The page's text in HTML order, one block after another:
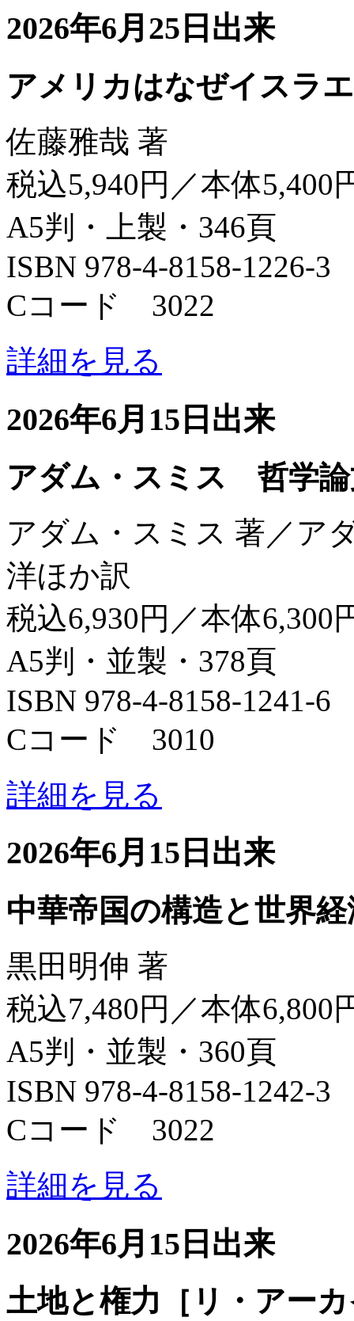
2026年6月25日出来
アメリカはなぜイスラ
佐藤雅哉 著
税込5,940円／本体5,400
A5判・上製・346頁
ISBN 978-4-8158-1226-3
Cコード 3022
詳細を見る
2026年6月15日出来
アダム・スミス 哲学論
アダム・スミス 著／ア
洋ほか訳
税込6,930円／本体6,300
A5判・並製・378頁
ISBN 978-4-8158-1241-6
Cコード 3010
詳細を見る
2026年6月15日出来
中華帝国の構造と世界
黒田明伸 著
税込7,480円／本体6,800
A5判・並製・360頁
ISBN 978-4-8158-1242-3
Cコード 3022
詳細を見る
2026年6月15日出来
土地と権力［リ・アー